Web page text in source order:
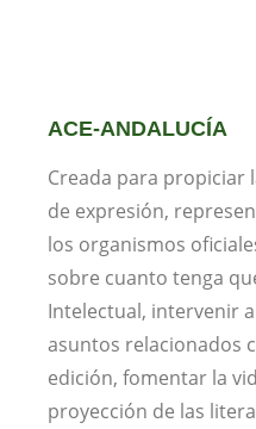
ACE-ANDALUCÍA
Creada para propiciar
de expresión,
los organismos
sobre cuanto tenga
Intelectual, intervenir
asuntos relacionados
edición, fomentar la
proyección de las